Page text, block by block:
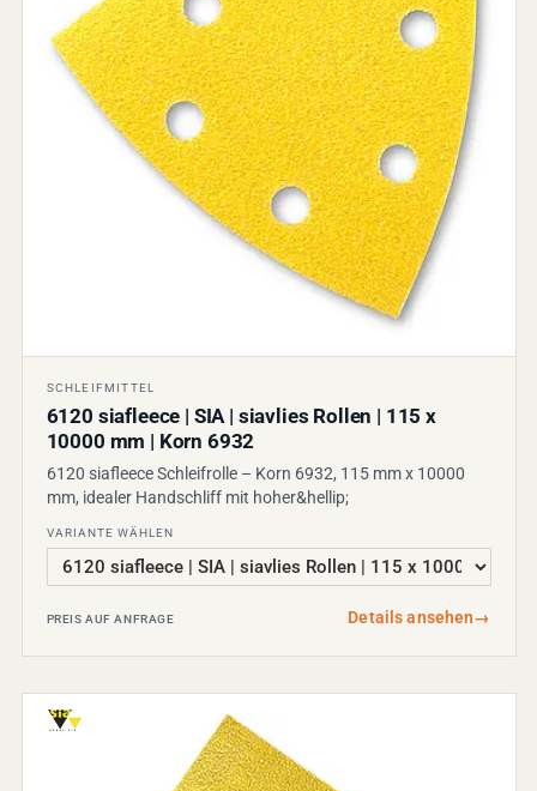
SCHLEIFMITTEL
6120 siafleece | SIA | siavlies Rollen | 115 x
10000 mm | Korn 6932
6120 siafleece Schleifrolle – Korn 6932, 115 mm x 10000
mm, idealer Handschliff mit hoher&hellip;
VARIANTE WÄHLEN
PREIS AUF ANFRAGE Details ansehen→